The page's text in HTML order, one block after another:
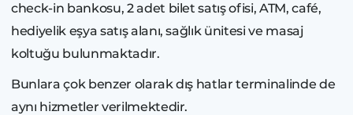
check-in bankosu, 2 adet bilet satış ofisi, ATM, café,
hediyelik eşya satış alanı, sağlık ünitesi ve masaj
koltuğu bulunmaktadır.
Bunlara çok benzer olarak dış hatlar terminalinde de
aynı hizmetler verilmektedir.